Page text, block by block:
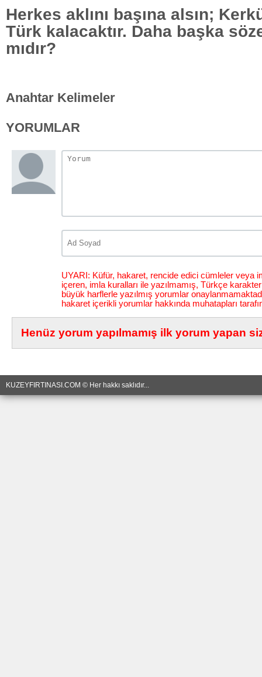
Herkes aklını başına alsın;
Türk kalacaktır. Daha başka
mıdır?
Anahtar Kelimeler
YORUMLAR
UYARI: Küfür, hakaret, rencide edici cümleler veya
içeren, imla kuralları ile yazılmamış, Türkçe
büyük harflerle yazılmış yorumlar
hakaret içerikli yorumlar hakkında muhatapları
Henüz yorum yapılmamış ilk yorum yapan
KUZEYFIRTINASI.COM © Her hakkı saklıdır...